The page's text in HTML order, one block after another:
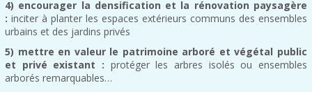
4) encourager la densification et la rénovation paysagère
: inciter à planter les espaces extérieurs communs des ensembles
urbains et des jardins privés
5) mettre en valeur le patrimoine arboré et végétal public
et privé existant : protéger les arbres isolés ou ensembles
arborés remarquables…